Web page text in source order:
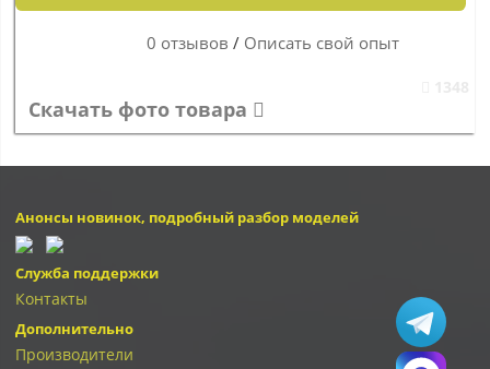
0 отзывов / Описать свой опыт
Скачать фото товара
Анонсы новинок, подробный разбор моделей
Служба поддержки
Контакты
Дополнительно
Производители